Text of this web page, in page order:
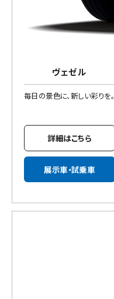
ヴェゼル
毎日の景色に、新しい彩りを。
詳細はこちら
展示車・試乗車